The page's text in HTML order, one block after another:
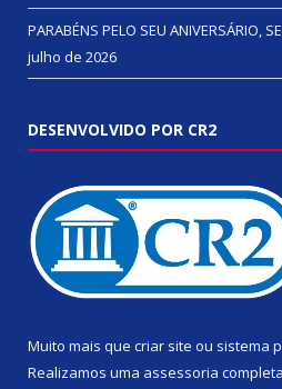
PARABÉNS PELO SEU ANIVERSÁRIO,
julho de 2026
DESENVOLVIDO POR CR2
Muito mais que criar site ou sistema
Realizamos uma assessoria